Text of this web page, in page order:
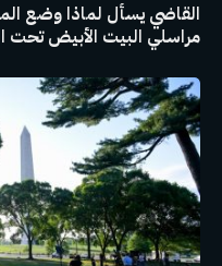
القاضي يسأل لماذا وضع
مراسلي البيت الأبيض تحت